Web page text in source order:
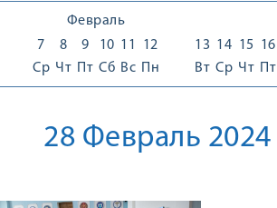
Февраль
7
Ср
8
Чт
9
Пт
10
Сб
11
Вс
12
Пн
13
Вт
14
Ср
15
Чт
16
Пт
28 Февраль 2024